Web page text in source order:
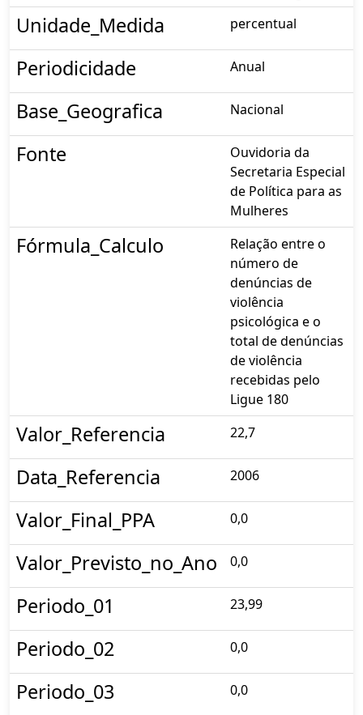
Unidade_Medida percentual
Periodicidade Anual
Base_Geografica Nacional
Fonte
Ouvidoria da
Secretaria Especial
de Política para as
Mulheres
Fórmula_Calculo
Relação entre o
número de
denúncias de
violência
psicológica e o
total de denúncias
de violência
recebidas pelo
Ligue 180
Valor_Referencia 22,7
Data_Referencia 2006
Valor_Final_PPA 0,0
Valor_Previsto_no_Ano 0,0
Periodo_01 23,99
Periodo_02 0,0
Periodo_03 0,0